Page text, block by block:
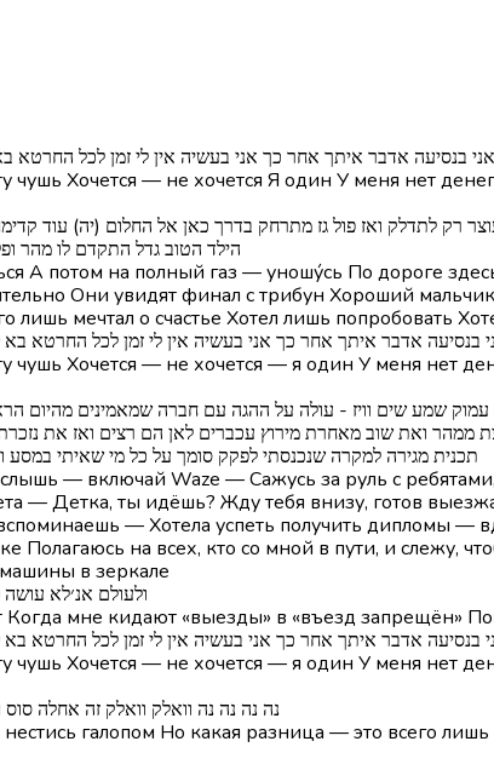
[פזמון] אני בנסיעה אדבר איתך אחר כך אני בעשיה אין לי זמן לכל
Хочется — не хочется Я один У меня нет
הילד הטוב גדל התקדם לו מהר
Они увидят финал с трибун Хороший
мечтал о счастье Хотел лишь попробовать
אני בנסיעה אדבר איתך אחר כך אני בעשיה אין לי זמן לכל
Хочется — не хочется — я один У меня нет
ממהר ואת שוב מאחרת מירוץ עכברים לאן הם רצים ואז את
תכנית מגירה למקרה שנכנסתי לפקק סומך על כל מי שאיתי במסע
— Детка, ты идёшь? Жду тебя внизу, готов
— Хотела успеть получить дипломы —
Полагаюсь на всех, кто со мной в пути, и слежу,
в зеркале
[קטע מעבר] ולעולם
мне кидают «выезды» в «въезд запрещён»
אני בנסיעה אדבר איתך אחר כך אני בעשיה אין לי זמן לכל
Хочется — не хочется — я один У меня нет
[אווטרו] נה נה נה נה וואלק וואלק זה
галопом Но какая разница — это всего